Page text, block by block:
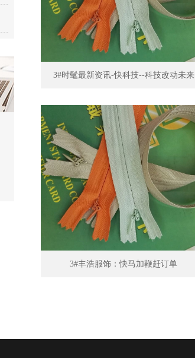
3#时髦最新资讯-快科技--科技改动未来
3#丰浩服饰：快马加鞭赶订单